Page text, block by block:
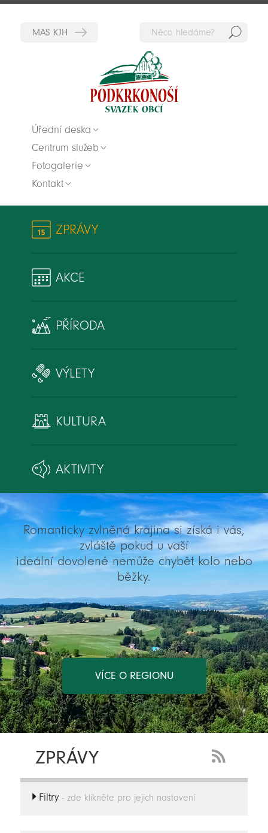
Úřední deska
Centrum služeb
Fotogalerie
Kontakt
ZPRÁVY
AKCE
PŘÍRODA
VÝLETY
KULTURA
AKTIVITY
Romanticky zvlněná krajina si získá i vás,
zvláště pokud u vaší
ideální dovolené nemůže chybět kolo nebo
běžky.
VÍCE O REGIONU
ZPRÁVY
Feed
Filtry- zde klikněte pro jejich nastavení